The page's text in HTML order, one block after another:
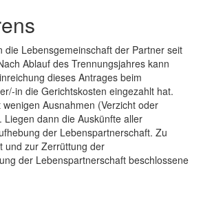
Lebensgemeinschaft der Partner seit
Ablauf des Trennungsjahres kann
dieses Antrages beim
in die Gerichtskosten eingezahlt hat.
Ausnahmen (Verzicht oder
dann die Auskünfte aller
der Lebenspartnerschaft. Zu
und zur Zerrüttung der
der Lebenspartnerschaft beschlossene